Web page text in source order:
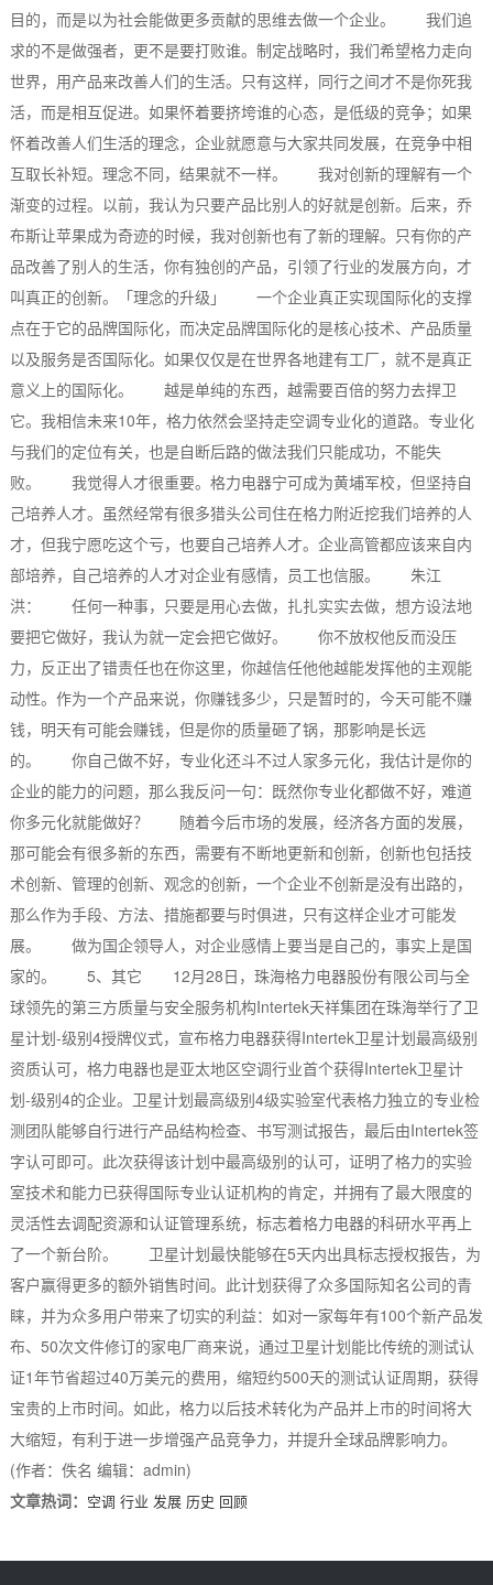
目的，而是以为社会能做更多贡献的思维去做一个企业。 我们追
求的不是做强者，更不是要打败谁。制定战略时，我们希望格力走向
世界，用产品来改善人们的生活。只有这样，同行之间才不是你死我
活，而是相互促进。如果怀着要挤垮谁的心态，是低级的竞争；如果
怀着改善人们生活的理念，企业就愿意与大家共同发展，在竞争中相
互取长补短。理念不同，结果就不一样。 我对创新的理解有一个
渐变的过程。以前，我认为只要产品比别人的好就是创新。后来，乔
布斯让苹果成为奇迹的时候，我对创新也有了新的理解。只有你的产
品改善了别人的生活，你有独创的产品，引领了行业的发展方向，才
叫真正的创新。「理念的升级」 一个企业真正实现国际化的支撑
点在于它的品牌国际化，而决定品牌国际化的是核心技术、产品质量
以及服务是否国际化。如果仅仅是在世界各地建有工厂，就不是真正
意义上的国际化。 越是单纯的东西，越需要百倍的努力去捍卫
它。我相信未来10年，格力依然会坚持走空调专业化的道路。专业化
与我们的定位有关，也是自断后路的做法我们只能成功，不能失
败。 我觉得人才很重要。格力电器宁可成为黄埔军校，但坚持自
己培养人才。虽然经常有很多猎头公司住在格力附近挖我们培养的人
才，但我宁愿吃这个亏，也要自己培养人才。企业高管都应该来自内
部培养，自己培养的人才对企业有感情，员工也信服。 朱江
洪： 任何一种事，只要是用心去做，扎扎实实去做，想方设法地
要把它做好，我认为就一定会把它做好。 你不放权他反而没压
力，反正出了错责任也在你这里，你越信任他他越能发挥他的主观能
动性。作为一个产品来说，你赚钱多少，只是暂时的，今天可能不赚
钱，明天有可能会赚钱，但是你的质量砸了锅，那影响是长远
的。 你自己做不好，专业化还斗不过人家多元化，我估计是你的
企业的能力的问题，那么我反问一句：既然你专业化都做不好，难道
你多元化就能做好？ 随着今后市场的发展，经济各方面的发展，
那可能会有很多新的东西，需要有不断地更新和创新，创新也包括技
术创新、管理的创新、观念的创新，一个企业不创新是没有出路的，
那么作为手段、方法、措施都要与时俱进，只有这样企业才可能发
展。 做为国企领导人，对企业感情上要当是自己的，事实上是国
家的。 5、其它 12月28日，珠海格力电器股份有限公司与全
球领先的第三方质量与安全服务机构Intertek天祥集团在珠海举行了卫
星计划-级别4授牌仪式，宣布格力电器获得Intertek卫星计划最高级别
资质认可，格力电器也是亚太地区空调行业首个获得Intertek卫星计
划-级别4的企业。卫星计划最高级别4级实验室代表格力独立的专业检
测团队能够自行进行产品结构检查、书写测试报告，最后由Intertek签
字认可即可。此次获得该计划中最高级别的认可，证明了格力的实验
室技术和能力已获得国际专业认证机构的肯定，并拥有了最大限度的
灵活性去调配资源和认证管理系统，标志着格力电器的科研水平再上
了一个新台阶。 卫星计划最快能够在5天内出具标志授权报告，为
客户赢得更多的额外销售时间。此计划获得了众多国际知名公司的青
睐，并为众多用户带来了切实的利益：如对一家每年有100个新产品发
布、50次文件修订的家电厂商来说，通过卫星计划能比传统的测试认
证1年节省超过40万美元的费用，缩短约500天的测试认证周期，获得
宝贵的上市时间。如此，格力以后技术转化为产品并上市的时间将大
大缩短，有利于进一步增强产品竞争力，并提升全球品牌影响力。
(作者：佚名 编辑：admin)
文章热词： 空调 行业 发展 历史 回顾